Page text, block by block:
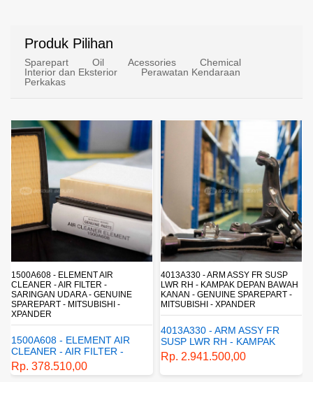
Produk Pilihan
Sparepart Oil Acessories
Chemical
Interior dan Eksterior
Perawatan Kendaraan
Perkakas
4013A330 - ARM ASSY FR SUSP
LWR RH - KAMPAK DEPAN BAWAH
KANAN - GENUINE SPAREPART -
MITSUBISHI - XPANDER
SUSP LWR RH - KAMPAK
DEPAN BAWAH KANAN -
GENUINE SPAREPART -
MITSUBISHI - XPANDER
Rp. 2.941.500,00
4162A413 - SHOCK ABSORBER RR
SUSP - SUSPENSI BELAKANG -
SHOCKBREAKER BELAKANG -
GENUINE SPAREPART -
MITSUBISHI - XPANDER
4162A413 - SHOCK
ABSORBER RR SUSP -
SUSPENSI BELAKANG -
SHOCKBREAKER BELAKANG
Rp. 1.198.800,00